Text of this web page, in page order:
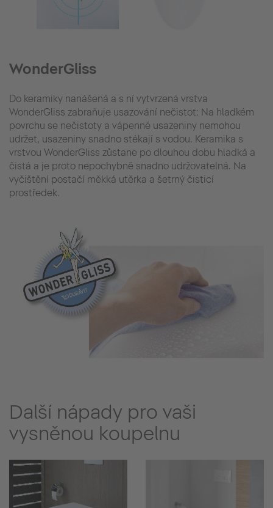
WonderGliss
Do keramiky nanášená a s ní vytvrzená vrstva
WonderGliss zabraňuje usazování nečistot: Na hladkém
povrchu se nečistoty a vápenné usazeniny nemohou
udržet, usazeniny snadno stékají s vodou. Keramika s
vrstvou WonderGliss zůstane po dlouhou dobu hladká a
čistá a je proto nepochybně snadno udržovatelná. Na
vyčištění postačí měkká utěrka a šetrný čisticí
prostředek.
Další nápady pro vaši
vysněnou koupelnu